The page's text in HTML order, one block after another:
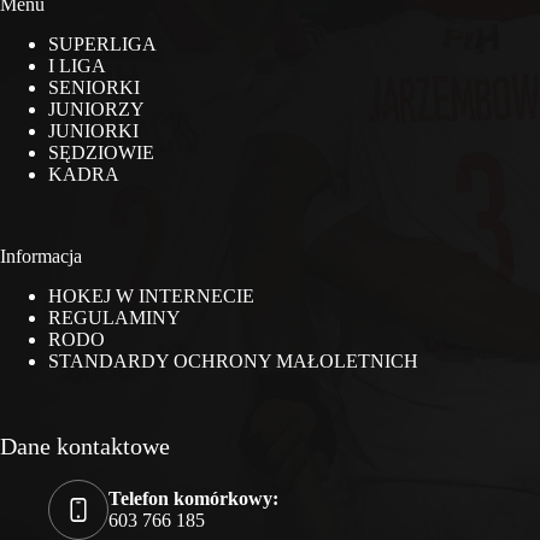
Menu
SUPERLIGA
I LIGA
SENIORKI
JUNIORZY
JUNIORKI
SĘDZIOWIE
KADRA
Informacja
HOKEJ W INTERNECIE
REGULAMINY
RODO
STANDARDY OCHRONY MAŁOLETNICH
Dane kontaktowe
Telefon komórkowy:
603 766 185